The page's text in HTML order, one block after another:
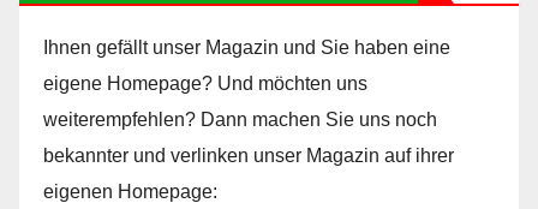
Ihnen gefällt unser Magazin und Sie haben eine
eigene Homepage? Und möchten uns
weiterempfehlen? Dann machen Sie uns noch
bekannter und verlinken unser Magazin auf ihrer
eigenen Homepage: